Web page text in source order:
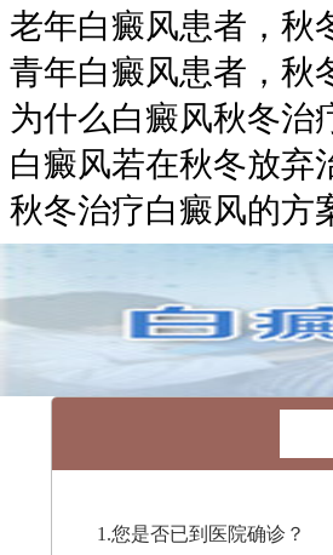
老年白癜风患者，秋
青年白癜风患者，秋
为什么白癜风秋冬治
白癜风若在秋冬放弃
秋冬治疗白癜风的方
1.您是否已到医院确诊？